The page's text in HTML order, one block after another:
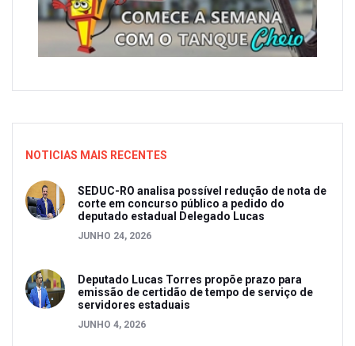
NOTICIAS MAIS RECENTES
SEDUC-RO analisa possível redução de nota de
corte em concurso público a pedido do
deputado estadual Delegado Lucas
JUNHO 24, 2026
Deputado Lucas Torres propõe prazo para
emissão de certidão de tempo de serviço de
servidores estaduais
JUNHO 4, 2026